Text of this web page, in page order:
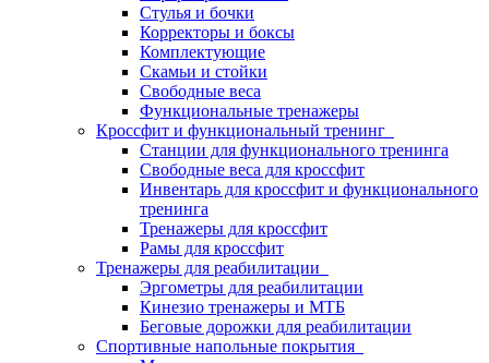
Стулья и бочки
Корректоры и боксы
Комплектующие
Скамьи и стойки
Свободные веса
Функциональные тренажеры
Кроссфит и функциональный тренинг
Станции для функционального тренинга
Свободные веса для кроссфит
Инвентарь для кроссфит и функционального
тренинга
Тренажеры для кроссфит
Рамы для кроссфит
Тренажеры для реабилитации
Эргометры для реабилитации
Кинезио тренажеры и МТБ
Беговые дорожки для реабилитации
Спортивные напольные покрытия